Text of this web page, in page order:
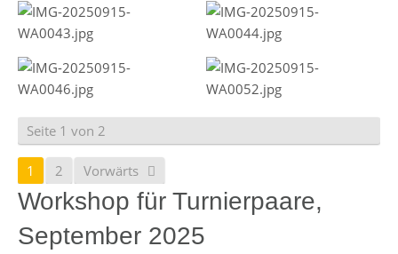
Seite 1 von 2
1 2 Vorwärts
Workshop für Turnierpaare,
September 2025